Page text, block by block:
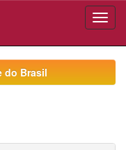
do Brasil